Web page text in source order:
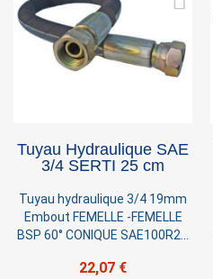
Tuyau Hydraulique SAE
3/4 SERTI 25 cm
Tuyau hydraulique 3/4 19mm
Embout FEMELLE -FEMELLE
BSP 60° CONIQUE SAE100R2T
22,07 €